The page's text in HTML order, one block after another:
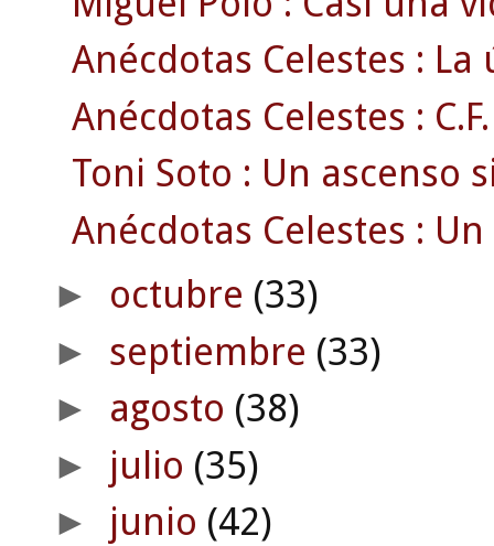
Anécdotas Celestes :
Anécdotas Celestes :
Toni Soto : Un ascenso
Anécdotas Celestes :
► octubre (33)
► septiembre (33)
► agosto (38)
► julio (35)
► junio (42)